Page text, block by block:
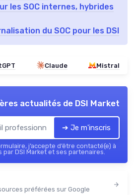
les SOC internes, hybrides
du SOC pour les DSI
Claude Mistral
actualités de DSI Market
➔ Je m'inscris
j’accepte d’être contacté(e) à
par DSI Market et ses partenaires.
préférées sur Google